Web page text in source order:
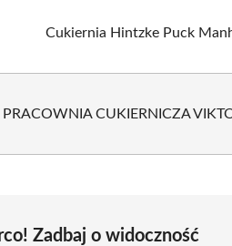
Cukiernia Hintzke Puck
PRACOWNIA CUKIERNICZA
Zadbaj o widoczność